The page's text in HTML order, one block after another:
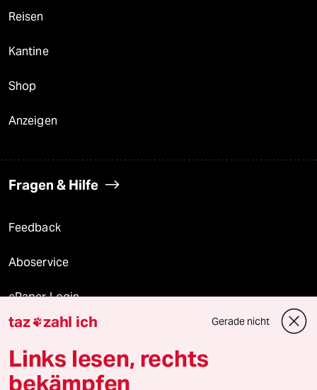
Reisen
Kantine
Shop
Anzeigen
Fragen & Hilfe
Feedback
Aboservice
ePaper Login
Downloads für Abonnierende
taz zahl ich Gerade nicht
Links lesen, rechts
bekämpfen